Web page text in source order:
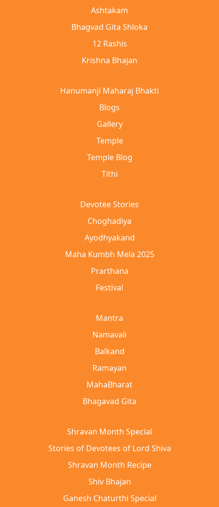
Ashtakam
Bhagvad Gita Shloka
12 Rashis
Krishna Bhajan
Hanumanji Maharaj Bhakti
Blogs
Gallery
Temple
Temple Blog
Tithi
Devotee Stories
Choghadiya
Ayodhyakand
Maha Kumbh Mela 2025
Prarthana
Festival
Mantra
Namavali
Balkand
Ramayan
MahaBharat
Bhagavad Gita
Shravan Month Special
Stories of Devotees of Lord Shiva
Shravan Month Recipe
Shiv Bhajan
Ganesh Chaturthi Special